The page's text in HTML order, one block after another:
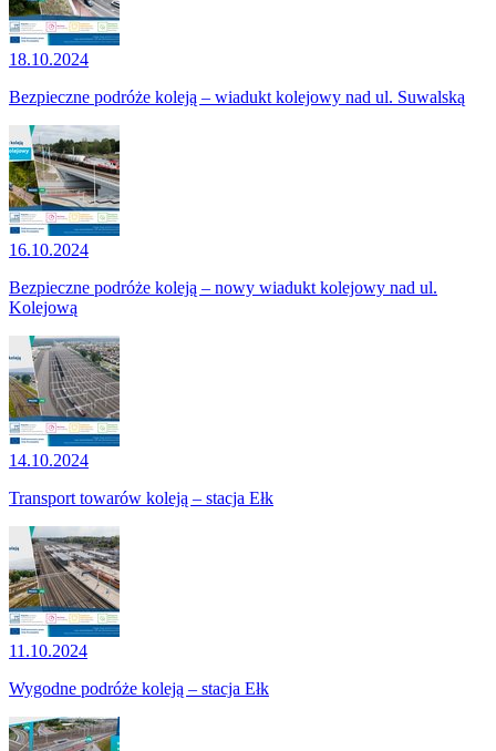
18.10.2024
Bezpieczne podróże koleją – wiadukt kolejowy nad ul. Suwalską
16.10.2024
Bezpieczne podróże koleją – nowy wiadukt kolejowy nad ul.
Kolejową
14.10.2024
Transport towarów koleją – stacja Ełk
11.10.2024
Wygodne podróże koleją – stacja Ełk